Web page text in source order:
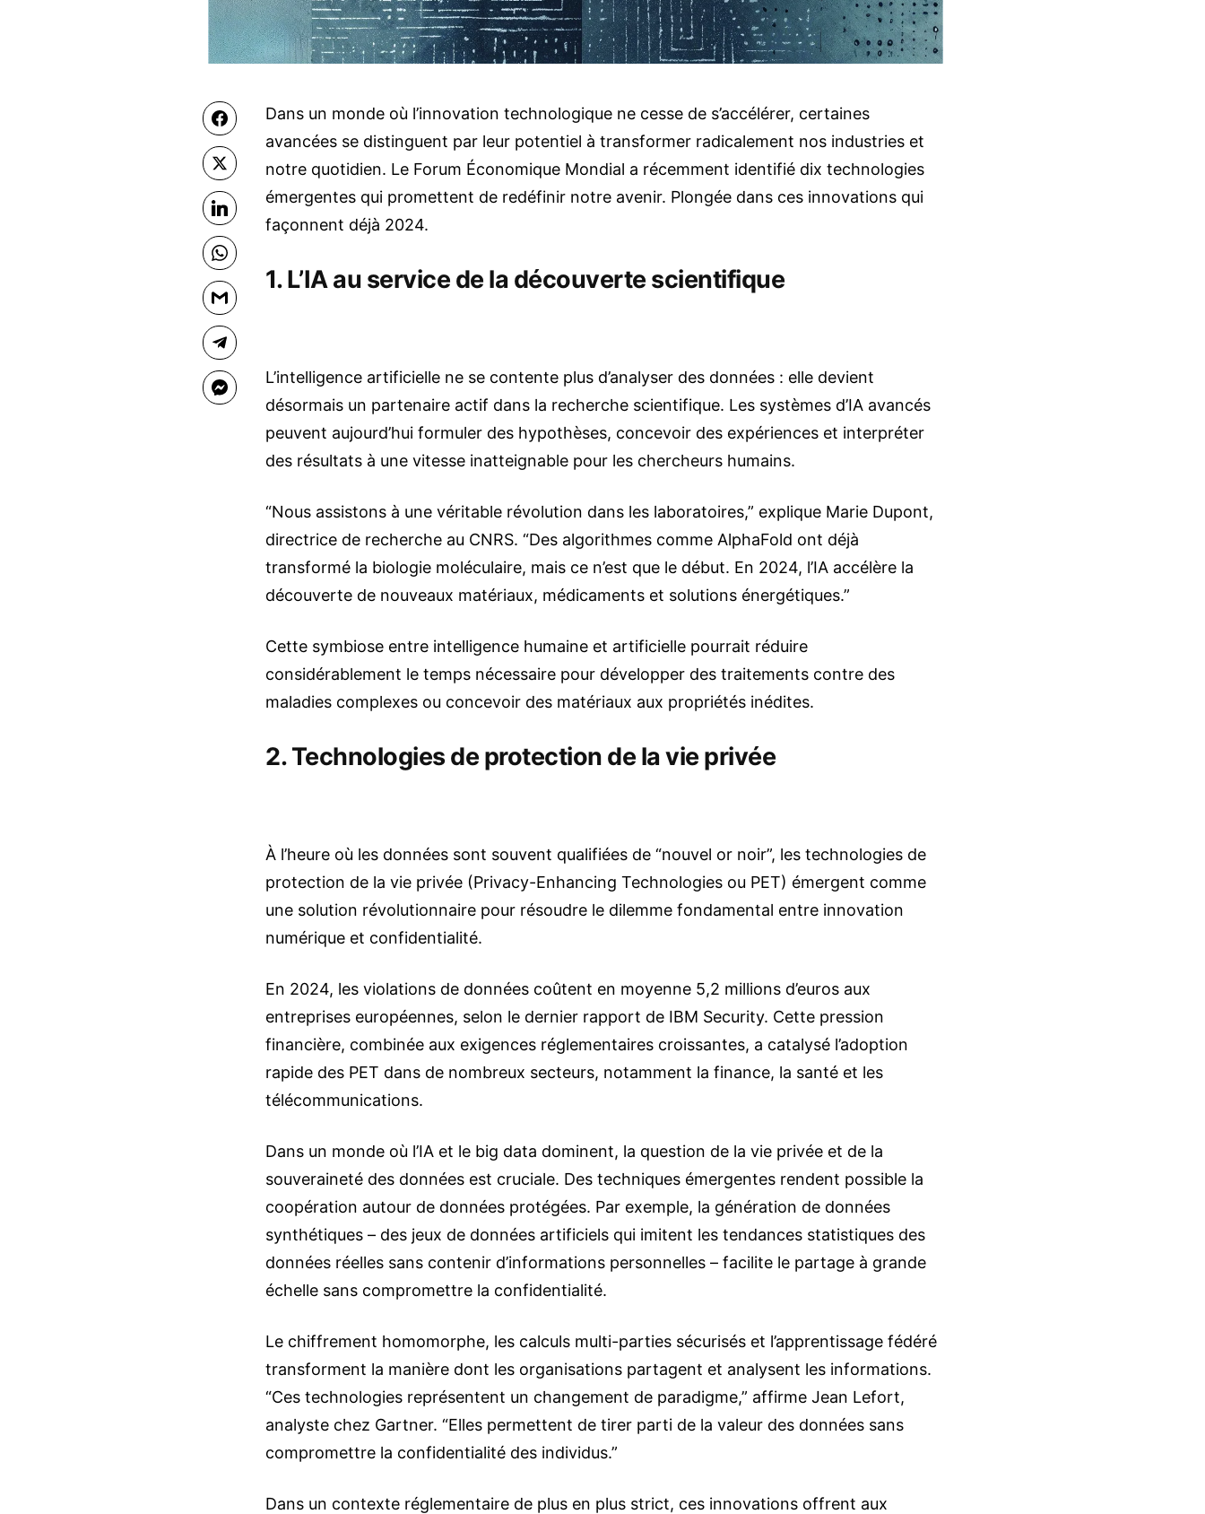
Facebook
X
LinkedIn
WhatsApp
Gmail
Telegram
Facebook Messenger
Dans un monde où l’innovation technologique ne cesse de s’accélérer, certaines
avancées se distinguent par leur potentiel à transformer radicalement nos industries et
notre quotidien. Le Forum Économique Mondial a récemment identifié dix technologies
émergentes qui promettent de redéfinir notre avenir. Plongée dans ces innovations qui
façonnent déjà 2024.
1. L’IA au service de la découverte scientifique
L’intelligence artificielle ne se contente plus d’analyser des données : elle devient
désormais un partenaire actif dans la recherche scientifique. Les systèmes d’IA avancés
peuvent aujourd’hui formuler des hypothèses, concevoir des expériences et interpréter
des résultats à une vitesse inatteignable pour les chercheurs humains.
“Nous assistons à une véritable révolution dans les laboratoires,” explique Marie Dupont,
directrice de recherche au CNRS. “Des algorithmes comme AlphaFold ont déjà
transformé la biologie moléculaire, mais ce n’est que le début. En 2024, l’IA accélère la
découverte de nouveaux matériaux, médicaments et solutions énergétiques.”
Cette symbiose entre intelligence humaine et artificielle pourrait réduire
considérablement le temps nécessaire pour développer des traitements contre des
maladies complexes ou concevoir des matériaux aux propriétés inédites.
2. Technologies de protection de la vie privée
À l’heure où les données sont souvent qualifiées de “nouvel or noir”, les technologies de
protection de la vie privée (Privacy-Enhancing Technologies ou PET) émergent comme
une solution révolutionnaire pour résoudre le dilemme fondamental entre innovation
numérique et confidentialité.
En 2024, les violations de données coûtent en moyenne 5,2 millions d’euros aux
entreprises européennes, selon le dernier rapport de IBM Security. Cette pression
financière, combinée aux exigences réglementaires croissantes, a catalysé l’adoption
rapide des PET dans de nombreux secteurs, notamment la finance, la santé et les
télécommunications.
Dans un monde où l’IA et le big data dominent, la question de la vie privée et de la
souveraineté des données est cruciale. Des techniques émergentes rendent possible la
coopération autour de données protégées. Par exemple, la génération de données
synthétiques – des jeux de données artificiels qui imitent les tendances statistiques des
données réelles sans contenir d’informations personnelles – facilite le partage à grande
échelle sans compromettre la confidentialité​.
Le chiffrement homomorphe, les calculs multi-parties sécurisés et l’apprentissage fédéré
transforment la manière dont les organisations partagent et analysent les informations.
“Ces technologies représentent un changement de paradigme,” affirme Jean Lefort,
analyste chez Gartner. “Elles permettent de tirer parti de la valeur des données sans
compromettre la confidentialité des individus.”
Dans un contexte réglementaire de plus en plus strict, ces innovations offrent aux